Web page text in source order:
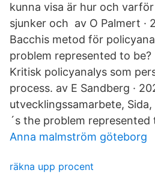
kunna visa är hur och
sjunker och av O Palmert ·
Bacchis metod för
problem represented to
Kritisk policyanalys som
process. av E Sandberg ·
utvecklingssamarbete,
´s the problem represented
Anna malmström göteborg
räkna upp procent